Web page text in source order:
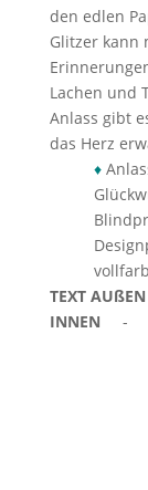
den edlen
Glitzer kann
Lachen und
Anlass gibt
das Herz
♦
TEXT
INNEN -